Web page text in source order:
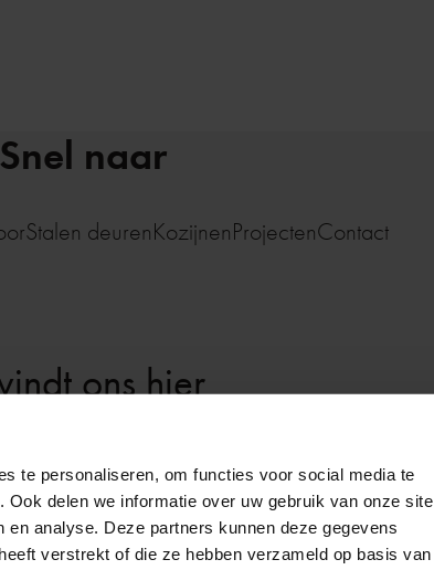
te personaliseren, om functies voor social media te
delen we informatie over uw gebruik van onze site
analyse. Deze partners kunnen deze gegevens
verstrekt of die ze hebben verzameld op basis van
Snel naar
Stalen deurenKozijnenProjectenContact
ons hier
0228 51 12 69 info@delangedeuren.nl
Volg ons: